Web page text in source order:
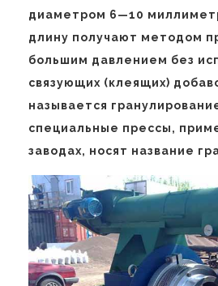
диаметром 6—10
длину получают методом
большим давлением без
связующих (клеящих)
называется
специальные прессы,
заводах, носят название